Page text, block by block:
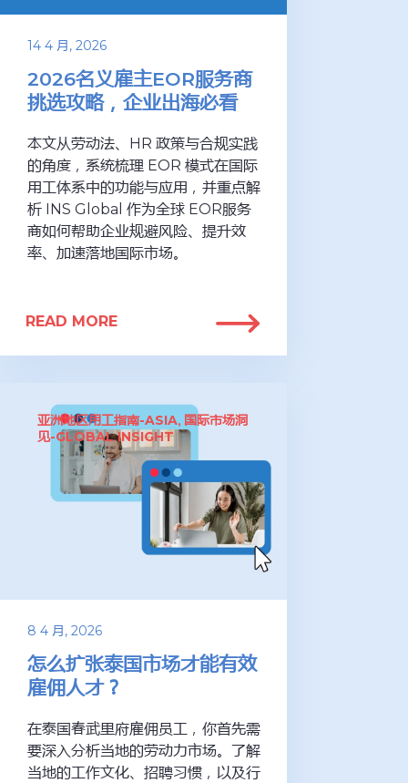
14 4 月, 2026
2026名义雇主EOR服务商
挑选攻略，企业出海必看
本文从劳动法、HR 政策与合规实践
的角度，系统梳理 EOR 模式在国际
用工体系中的功能与应用，并重点解
析 INS Global 作为全球 EOR服务
商如何帮助企业规避风险、提升效
率、加速落地国际市场。
READ MORE
亚洲地区用工指南-ASIA, 国际市场洞
见-GLOBAL INSIGHT
8 4 月, 2026
怎么扩张泰国市场才能有效
雇佣人才？
在泰国春武里府雇佣员工，你首先需
要深入分析当地的劳动力市场。了解
当地的工作文化、招聘习惯，以及行